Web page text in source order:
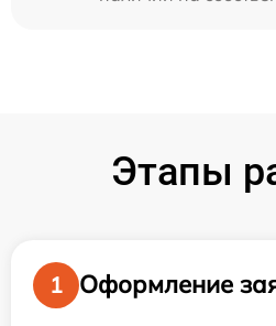
Этапы
1
Оформление